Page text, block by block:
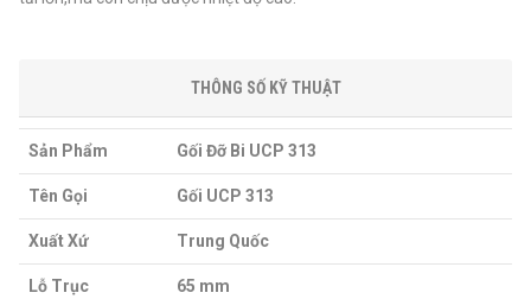
THÔNG SỐ KỸ THUẬT
Sản Phẩm Gối Đỡ Bi UCP 313
Tên Gọi Gối UCP 313
Xuất Xứ Trung Quốc
Lỗ Trục 65 mm